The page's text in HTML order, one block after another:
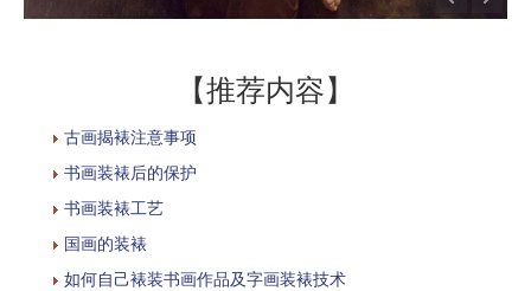
【推荐内容】
古画揭裱注意事项
书画装裱后的保护
书画装裱工艺
国画的装裱
如何自己裱装书画作品及字画装裱技术